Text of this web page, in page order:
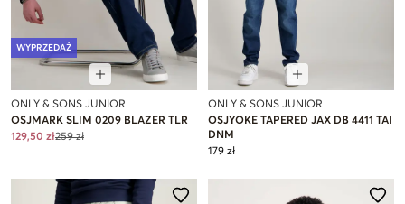
WYPRZEDAŻ
ONLY & SONS JUNIOR
OSJMARK SLIM 0209 BLAZER TLR
129,50 zł259 zł
ONLY & SONS JUNIOR
OSJYOKE TAPERED JAX DB 4411 TAI
DNM
179 zł